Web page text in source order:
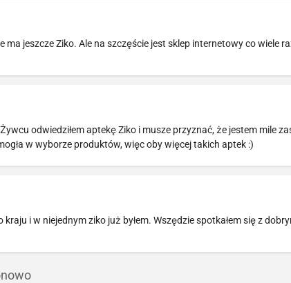
ma jeszcze Ziko. Ale na szczęście jest sklep internetowy co wiele
odwiedziłem aptekę Ziko i musze przyznać, że jestem mile
w wyborze produktów, więc oby więcej takich aptek :)
i w niejednym ziko już byłem. Wszędzie spotkałem się z